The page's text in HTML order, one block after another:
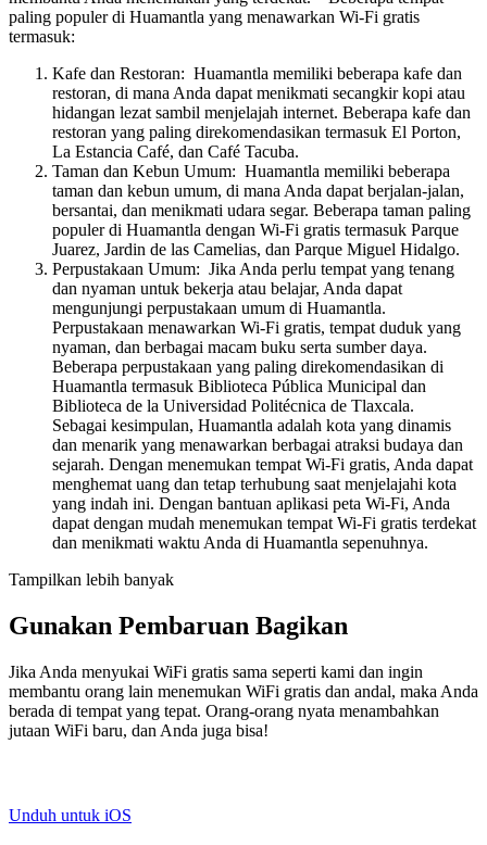
paling populer di Huamantla yang menawarkan Wi-Fi gratis
termasuk:
Kafe dan Restoran: Huamantla memiliki beberapa kafe dan
restoran, di mana Anda dapat menikmati secangkir kopi atau
hidangan lezat sambil menjelajah internet. Beberapa kafe dan
restoran yang paling direkomendasikan termasuk El Porton,
La Estancia Café, dan Café Tacuba.
Taman dan Kebun Umum: Huamantla memiliki beberapa
taman dan kebun umum, di mana Anda dapat berjalan-jalan,
bersantai, dan menikmati udara segar. Beberapa taman paling
populer di Huamantla dengan Wi-Fi gratis termasuk Parque
Juarez, Jardin de las Camelias, dan Parque Miguel Hidalgo.
Perpustakaan Umum: Jika Anda perlu tempat yang tenang
dan nyaman untuk bekerja atau belajar, Anda dapat
mengunjungi perpustakaan umum di Huamantla.
Perpustakaan menawarkan Wi-Fi gratis, tempat duduk yang
nyaman, dan berbagai macam buku serta sumber daya.
Beberapa perpustakaan yang paling direkomendasikan di
Huamantla termasuk Biblioteca Pública Municipal dan
Biblioteca de la Universidad Politécnica de Tlaxcala.
Sebagai kesimpulan, Huamantla adalah kota yang dinamis
dan menarik yang menawarkan berbagai atraksi budaya dan
sejarah. Dengan menemukan tempat Wi-Fi gratis, Anda dapat
menghemat uang dan tetap terhubung saat menjelajahi kota
yang indah ini. Dengan bantuan aplikasi peta Wi-Fi, Anda
dapat dengan mudah menemukan tempat Wi-Fi gratis terdekat
dan menikmati waktu Anda di Huamantla sepenuhnya.
Tampilkan lebih banyak
Gunakan Pembaruan Bagikan
Jika Anda menyukai WiFi gratis sama seperti kami dan ingin
membantu orang lain menemukan WiFi gratis dan andal, maka Anda
berada di tempat yang tepat. Orang-orang nyata menambahkan
jutaan WiFi baru, dan Anda juga bisa!
Unduh untuk iOS